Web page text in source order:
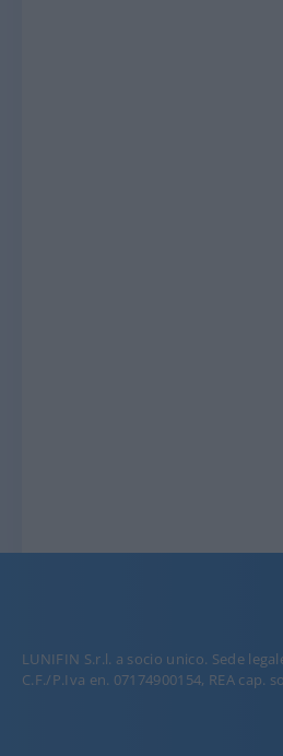
LUNIFIN S.r.l. a socio unico. Sede
C.F./P.Iva en. 07174900154, REA cap.